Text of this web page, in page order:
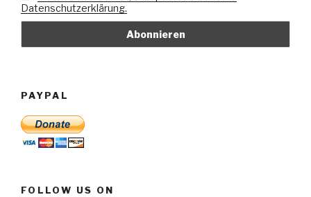
Datenschutzerklärung.
PAYPAL
FOLLOW US ON